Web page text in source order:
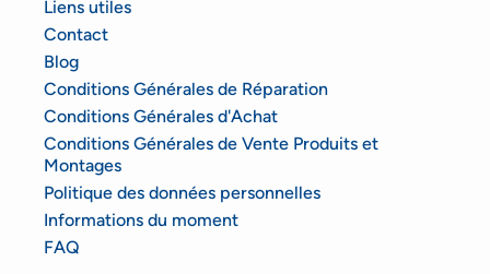
Liens utiles
Contact
Blog
Conditions Générales de Réparation
Conditions Générales d'Achat
Conditions Générales de Vente Produits et
Montages
Politique des données personnelles
Informations du moment
FAQ